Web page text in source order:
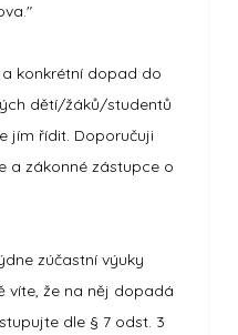
konkrétní dopad do
dětí/žáků/studentů
jím řídit. Doporučuji
a zákonné zástupce o
zúčastní výuky
víte, že na něj dopadá
dle § 7 odst. 3